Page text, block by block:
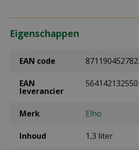
Eigenschappen
EAN code
EAN
leverancier
Merk Elho
Inhoud 1,3 liter